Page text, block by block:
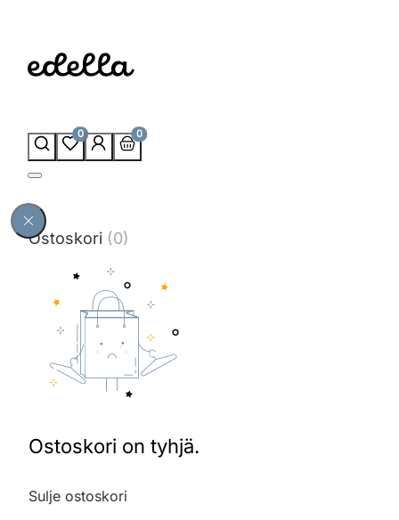
0 0
Ostoskori (0)
Ostoskori on tyhjä.
Sulje ostoskori